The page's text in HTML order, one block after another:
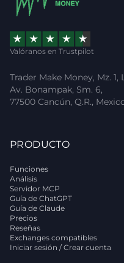
Valóranos en Trustpilot
Trader Make Money, Mz. 1,
Av. Bonampak, Sm. 6,
77500 Cancún, Q.R.,
PRODUCTO
Funciones
Análisis
Servidor MCP
Guía de ChatGPT
Guía de Claude
Precios
Reseñas
Exchanges compatibles
Iniciar sesión / Crear cuenta